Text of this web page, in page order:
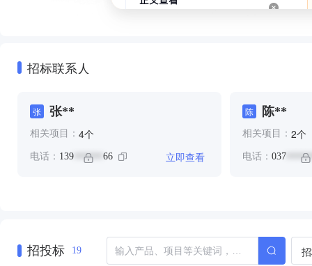
招标联系人
张 张**
相关项目： 4个
电话： 139 ****** 66 立即查看
陈 陈**
相关项目： 2个
电话： 037
招投标 19